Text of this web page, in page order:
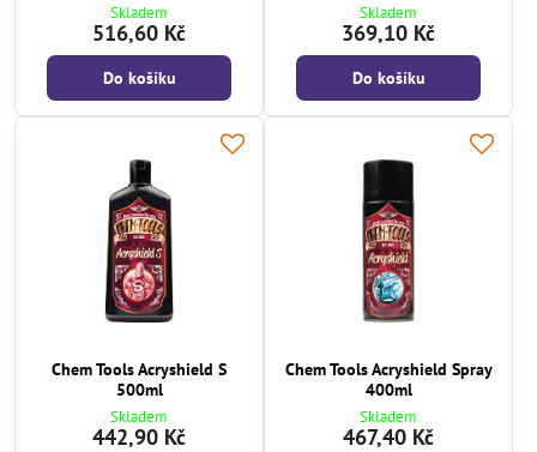
Skladem
516,60 Kč
Do košíku
Skladem
369,10 Kč
Do košíku
Chem Tools Acryshield S
500ml
Skladem
442,90 Kč
Chem Tools Acryshield Spray
400ml
Skladem
467,40 Kč